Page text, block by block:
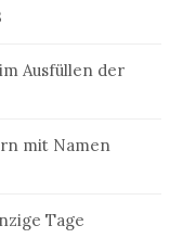
Ausfüllen der
mit Namen
Tage